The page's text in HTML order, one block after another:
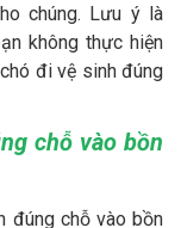
chúng. Lưu ý là
không thực hiện
đi vệ sinh đúng
chỗ vào bồn
đúng chỗ vào bồn